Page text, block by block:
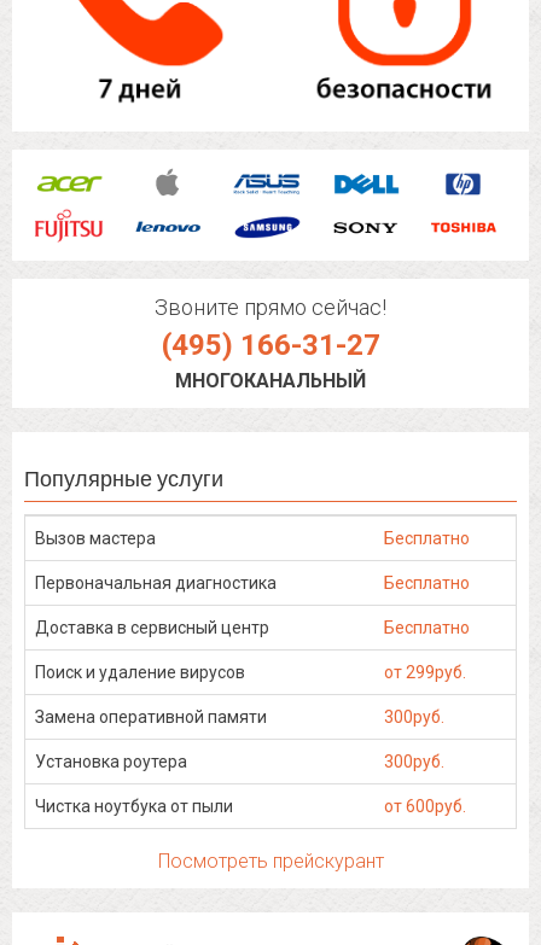
Звоните прямо сейчас!
(495) 166-31-27
МНОГОКАНАЛЬНЫЙ
Популярные услуги
Вызов мастера Бесплатно
Первоначальная диагностика Бесплатно
Доставка в сервисный центр Бесплатно
Поиск и удаление вирусов от 299руб.
Замена оперативной памяти 300руб.
Установка роутера 300руб.
Чистка ноутбука от пыли от 600руб.
Посмотреть прейскурант